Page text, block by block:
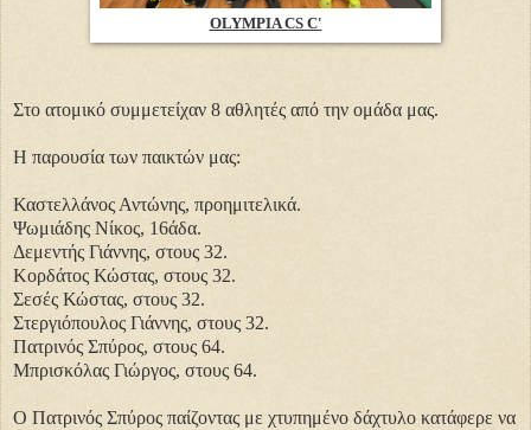
OLYMPIA CS C'
Στο ατομικό συμμετείχαν 8 αθλητές από την ομάδα μας.
Η παρουσία των παικτών μας:
Καστελλάνος Αντώνης, προημιτελικά.
Ψωμιάδης Νίκος, 16άδα.
Δεμεντής Γιάννης, στους 32.
Κορδάτος Κώστας, στους 32.
Σεσές Κώστας, στους 32.
Στεργιόπουλος Γιάννης, στους 32.
Πατρινός Σπύρος, στους 64.
Μπρισκόλας Γιώργος, στους 64.
Ο Πατρινός Σπύρος παίζοντας με χτυπημένο δάχτυλο κατάφερε να